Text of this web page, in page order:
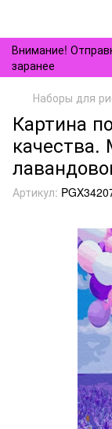
Внимание!
заранее
Наборы для
Картина
качества.
Артикул: